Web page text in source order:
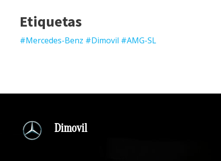
Etiquetas
#Mercedes-Benz #Dimovil #AMG-SL
Dimovil